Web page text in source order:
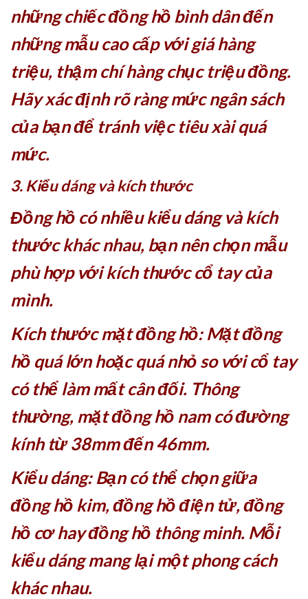
những chiếc đồng hồ bình dân đến
những mẫu cao cấp với giá hàng
triệu, thậm chí hàng chục triệu đồng.
Hãy xác định rõ ràng mức ngân sách
của bạn để tránh việc tiêu xài quá
mức.
3. Kiểu dáng và kích thước
Đồng hồ có nhiều kiểu dáng và kích
thước khác nhau, bạn nên chọn mẫu
phù hợp với kích thước cổ tay của
mình.
Kích thước mặt đồng hồ: Mặt đồng
hồ quá lớn hoặc quá nhỏ so với cổ tay
có thể làm mất cân đối. Thông
thường, mặt đồng hồ nam có đường
kính từ 38mm đến 46mm.
Kiểu dáng: Bạn có thể chọn giữa
đồng hồ kim, đồng hồ điện tử, đồng
hồ cơ hay đồng hồ thông minh. Mỗi
kiểu dáng mang lại một phong cách
khác nhau.